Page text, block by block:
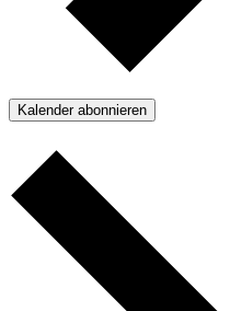
Kalender abonnieren